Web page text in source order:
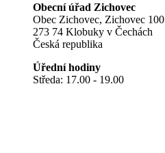
Obecní úřad Zichovec
Obec Zichovec, Zichovec 100
273 74 Klobuky v Čechách
Česká republika
Úřední hodiny
Středa: 17.00 - 19.00